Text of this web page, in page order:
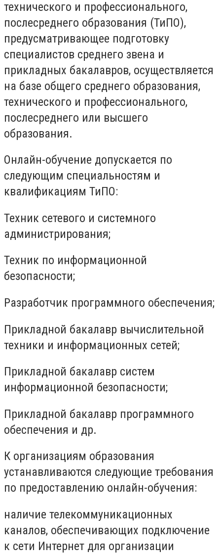
технического и профессионального,
послесреднего образования (ТиПО),
предусматривающее подготовку
специалистов среднего звена и
прикладных бакалавров, осуществляется
на базе общего среднего образования,
технического и профессионального,
послесреднего или высшего
образования.
Онлайн-обучение допускается по
следующим специальностям и
квалификациям ТиПО:
Техник сетевого и системного
администрирования;
Техник по информационной
безопасности;
Разработчик программного обеспечения;
Прикладной бакалавр вычислительной
техники и информационных сетей;
Прикладной бакалавр систем
информационной безопасности;
Прикладной бакалавр программного
обеспечения и др.
К организациям образования
устанавливаются следующие требования
по предоставлению онлайн-обучения:
наличие телекоммуникационных
каналов, обеспечивающих подключение
к сети Интернет для организации